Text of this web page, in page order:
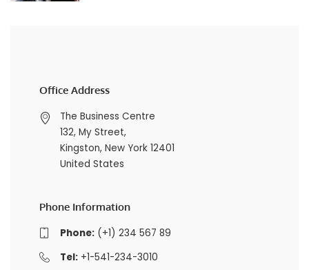
Office Address
The Business Centre
132, My Street,
Kingston, New York 12401
United States
Phone Information
Phone:(+1) 234 567 89
Tel:+1-541-234-3010